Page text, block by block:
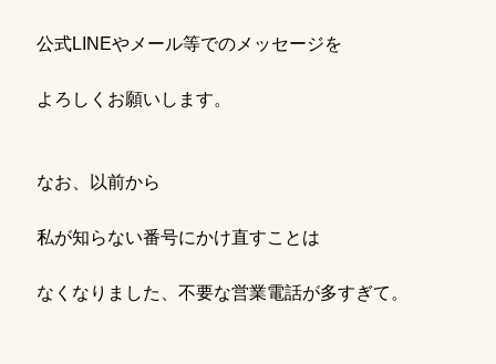
公式LINEやメール等でのメッセージを
よろしくお願いします。
なお、以前から
私が知らない番号にかけ直すことは
なくなりました、不要な営業電話が多すぎて。